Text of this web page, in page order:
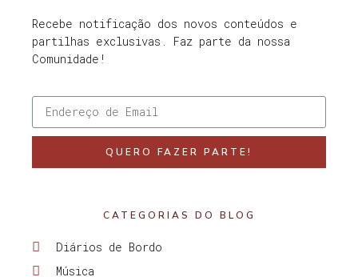
Recebe notificação dos novos conteúdos e
partilhas exclusivas. Faz parte da nossa
Comunidade!
QUERO FAZER PARTE!
CATEGORIAS DO BLOG
Diários de Bordo
Música